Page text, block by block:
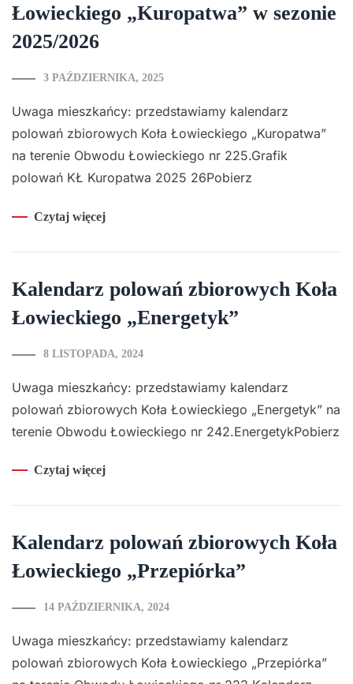
Łowieckiego „Kuropatwa” w sezonie
2025/2026
3 PAŹDZIERNIKA, 2025
Uwaga mieszkańcy: przedstawiamy kalendarz
polowań zbiorowych Koła Łowieckiego „Kuropatwa”
na terenie Obwodu Łowieckiego nr 225.Grafik
polowań KŁ Kuropatwa 2025 26Pobierz
Czytaj więcej
Kalendarz polowań zbiorowych Koła
Łowieckiego „Energetyk”
8 LISTOPADA, 2024
Uwaga mieszkańcy: przedstawiamy kalendarz
polowań zbiorowych Koła Łowieckiego „Energetyk” na
terenie Obwodu Łowieckiego nr 242.EnergetykPobierz
Czytaj więcej
Kalendarz polowań zbiorowych Koła
Łowieckiego „Przepiórka”
14 PAŹDZIERNIKA, 2024
Uwaga mieszkańcy: przedstawiamy kalendarz
polowań zbiorowych Koła Łowieckiego „Przepiórka”